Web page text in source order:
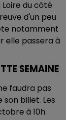
du côté
d'un peu
notamment
elle passera à
SEMAINE
faudra pas
billet. Les
à 10h.